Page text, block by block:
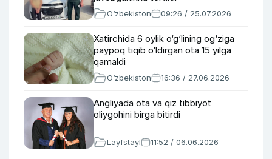
O‘zbekiston 09:26 / 25.07.2026
Xatirchida 6 oylik o‘g‘lining og‘ziga
paypoq tiqib o‘ldirgan ota 15 yilga
qamaldi
O‘zbekiston 16:36 / 27.06.2026
Angliyada ota va qiz tibbiyot
oliygohini birga bitirdi
Layfstayl 11:52 / 06.06.2026